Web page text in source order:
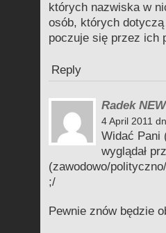
których nazwiska w
osób, których
poczuje się przez ich
Reply
Radek NEW
4 April 2011
Widać Pani
wyglądał
(zawodowo/
;/
Pewnie znów będzie